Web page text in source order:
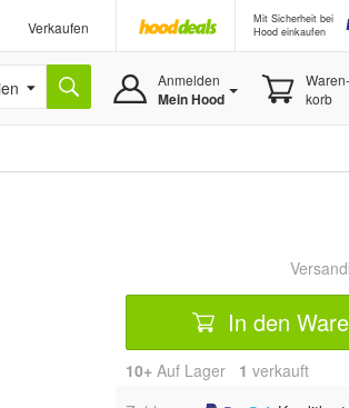
Verkaufen
Mit Sicherheit bei
Hood einkaufen
Anmelden
Mein Hood
Waren-
korb
In den
10+ Auf Lager 1 verkauft